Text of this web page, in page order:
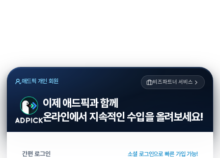
애드픽 개인 회원 비즈파트너 서비스
이제 애드픽과 함께
온라인에서 지속적인 수입을 올려보세요!
간편 로그인 소셜 로그인으로 빠른 가입 가능!